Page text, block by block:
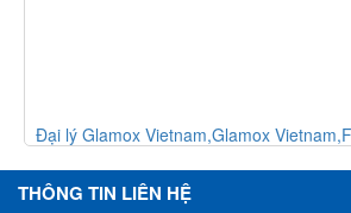
Đại lý Glamox Vietnam,Glamox
THÔNG TIN LIÊN HỆ